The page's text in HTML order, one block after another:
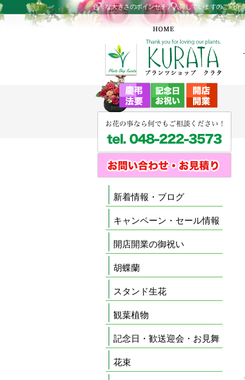
色々な大きさのポインセチア入荷していますのご紹介
新着情報・ブログ
キャンペーン・セール情報
開店開業の御祝い
胡蝶蘭
スタンド生花
観葉植物
記念日・歓送迎会・お見舞
花束